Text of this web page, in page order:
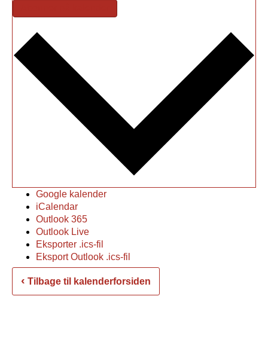
Google kalender
iCalendar
Outlook 365
Outlook Live
Eksporter .ics-fil
Eksport Outlook .ics-fil
‹ Tilbage til kalenderforsiden